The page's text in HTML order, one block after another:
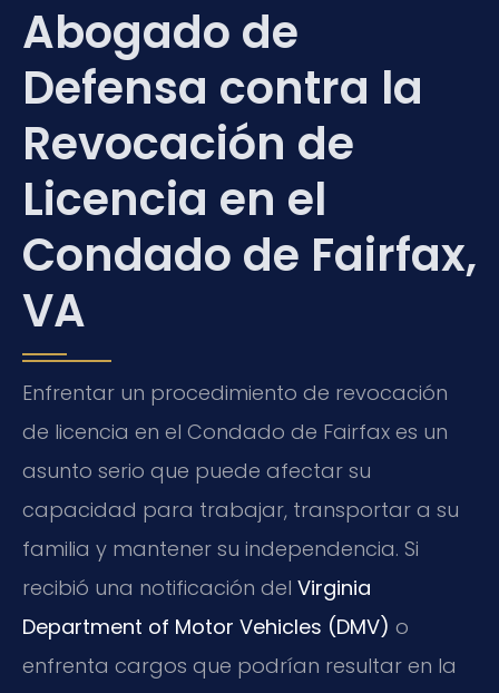
Abogado de
Defensa contra la
Revocación de
Licencia en el
Condado de Fairfax,
VA
Enfrentar un procedimiento de revocación
de licencia en el Condado de Fairfax es un
asunto serio que puede afectar su
capacidad para trabajar, transportar a su
familia y mantener su independencia. Si
recibió una notificación del Virginia
Department of Motor Vehicles (DMV) o
enfrenta cargos que podrían resultar en la